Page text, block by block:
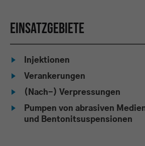
Einsatzgebiete
Injektionen
Verankerungen
(Nach-) Verpressungen
Pumpen von abrasiven
und Bentonitsuspensionen